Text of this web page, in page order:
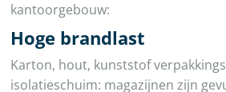
kantoorgebouw:
Hoge brandlast
Karton, hout, kunststof
isolatieschuim: magazijnen zijn